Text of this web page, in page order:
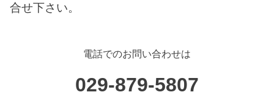
合せ下さい。
電話でのお問い合わせは
029-879-5807